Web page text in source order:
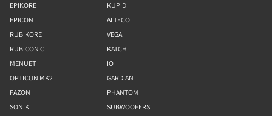
EPIKORE
EPICON
RUBIKORE
RUBICON C
MENUET
OPTICON MK2
FAZON
SONIK
KUPID
ALTECO
VEGA
KATCH
IO
GARDIAN
PHANTOM
SUBWOOFERS